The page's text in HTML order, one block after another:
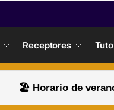
Receptores
🏖️ Horario de